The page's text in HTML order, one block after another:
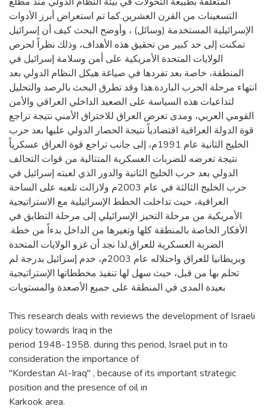
التسعينات من القرن العشرين.كما تم استعراض أبرز الأدوات
الإسرائيلية المستخدمة (وسائل) ، وأوضح البحث كيف أن إسرائيل
تمكنت إلى حد كبير من تحقيق هذه الأهداف، وذلك نظراً لحرص
الولايات المتحدة الأمريكية على أمن وسلامة إسرائيل في
المنطقة، خاصة بعد تفردها في صياغة هيكل النظام الدولي بعد
انتهاء مرحلة الحرب الباردة.هذا وقد تطرق البحث بالرصد والتحليل
لتداعيات هذه السياسة على الصعيد الداخلي العراقي والأمن
القومي العربي، ومدى تعرض العراق للاختراق الأمني نتيجة تراجع
قوة الدولة العراقية اقتصادياً نتيجة الحصار الدولي عليها بعد حرب
الخليج الثانية عام 1991م، إلى جانب تراجع قوة العراق عسكرياً
نتيجة تعرضه للضربات العسكرية المتتالية من قوات التحالف
الدولي بعد حرب الخليج الثانية والدور الذي لعبته إسرائيل في
حرب الخليج الثالثة في عام 2003م ولازالت تلعبه على الساحة
العراقية، حيث تداخلت الخطط الإسرائيلية مع الاستراتيجية
الأمريكية من مرحلة التحيز الإسرائيلي إلى مرحلة التطابق في
الأفكار الخاصة بالمنطقة كلها وتغيرها من الداخل بدءاً من خطة.
الضربة العسكرية للعراق.لذا نجد أن غزو الولايات المتحدة
وبريطانيا للعراق واحتلاله عام 2003م، خدم إسرائيل بدرجة لم
تحلم بها من قبل، حيث سهل لها تنفيذ مخططاتها الإستراتيجية
بعيدة المدى في المنطقة على جميع الأصعدة والمستويات
This research deals with reviews the development of Israeli
policy towards Iraq in the
period 1948-1958. during this period, Israel put in to
consideration the importance of
"Kordestan Al-Iraq" , because of its important strategic
position and the presence of oil in
Karkook area.